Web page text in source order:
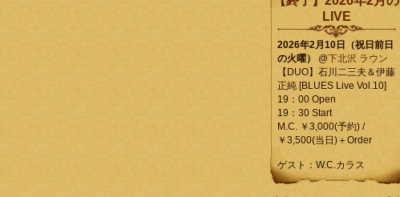
LIVE
2026年2月10日（祝日前日
の火曜）
@下北沢 ラウン
【DUO】石川二三夫＆伊藤
正純 [BLUES Live Vol.10]
19：00 Open
19：30 Start
M.C. ￥3,000(予約) /
￥3,500(当日)＋Order
ゲスト：W.C.カラス